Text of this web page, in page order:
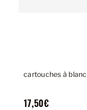
cartouches à
17,50€